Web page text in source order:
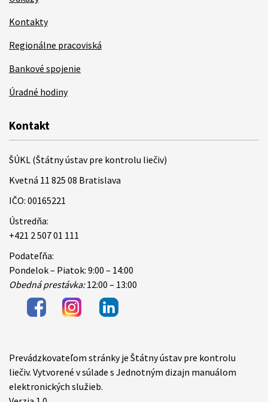
Kontakty
Regionálne pracoviská
Bankové spojenie
Úradné hodiny
Kontakt
ŠÚKL (Štátny ústav pre kontrolu liečiv)
Kvetná 11 825 08 Bratislava
IČO: 00165221
Ústredňa:
+421 2 507 01 111
Podateľňa:
Pondelok – Piatok: 9:00 – 14:00
Obedná prestávka:12:00 – 13:00
Items
Prevádzkovateľom stránky je Štátny ústav pre kontrolu
liečiv. Vytvorené v súlade s Jednotným dizajn manuálom
elektronických služieb.